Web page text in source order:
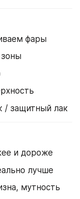
фары
/ защитный лак
и дороже
лучше
мутность